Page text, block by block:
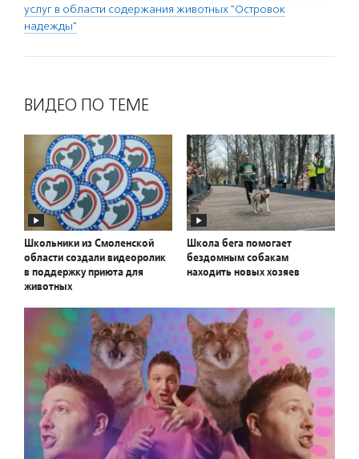
услуг в области содержания животных "Островок
надежды"
ВИДЕО ПО ТЕМЕ
Школьники из Смоленской
области создали видеоролик
в поддержку приюта для
животных
Школа бега помогает
бездомным собакам
находить новых хозяев